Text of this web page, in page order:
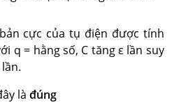
cực của tụ điện được tính
q = hằng số, C tăng ε lần suy
là đúng